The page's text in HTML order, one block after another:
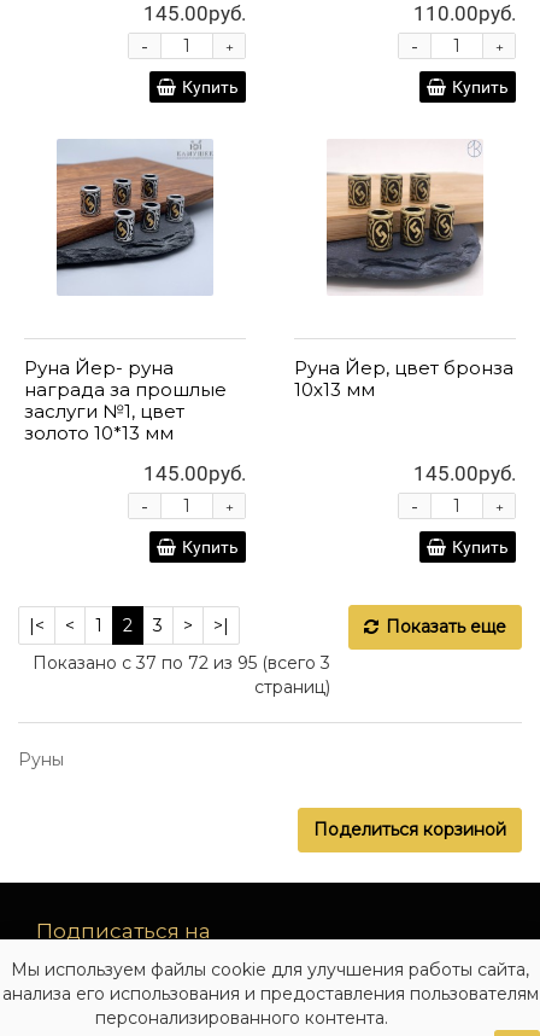
145.00руб.
+
-
Купить
110.00руб.
+
-
Купить
Руна Йер- руна
награда за прошлые
заслуги №1, цвет
золото 10*13 мм
145.00руб.
+
-
Купить
Руна Йер, цвет бронза
10х13 мм
145.00руб.
+
-
Купить
Показать еще
|< < 1 2 3 >
>|
Показано с 37 по 72 из 95 (всего 3
страниц)
Руны
Поделиться корзиной
Подписаться на
новинок
Подписаться
Мы используем файлы cookie для улучшения работы сайта,
анализа его использования и предоставления пользователям
персонализированного контента.